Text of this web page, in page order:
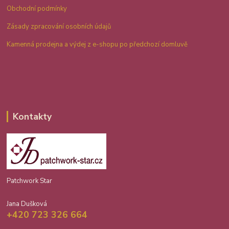
Obchodní podmínky
Zásady zpracování osobních údajů
Kamenná prodejna a výdej z e-shopu po předchozí domluvě
Kontakty
Patchwork Star
Jana Dušková
+420 723 326 664